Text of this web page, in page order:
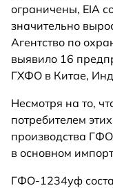
ограничены, EIA
значительно
Агентство по
выявило 16
ГХФО в Китае,
Несмотря на то,
потребителем
производства
в основном
ГФО-1234уф